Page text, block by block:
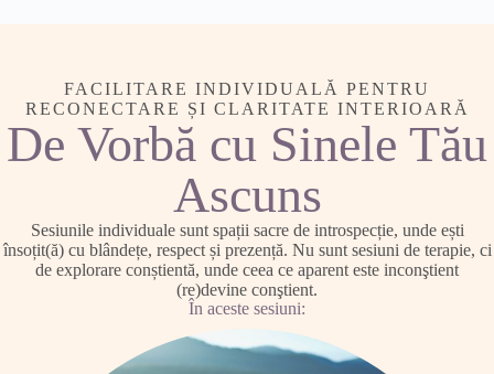
FACILITARE INDIVIDUALĂ PENTRU
RECONECTARE ȘI CLARITATE INTERIOARĂ
De Vorbă cu Sinele Tău
Ascuns
Sesiunile individuale sunt spații sacre de introspecție, unde ești
însoțit(ă) cu blândețe, respect și prezență. Nu sunt sesiuni de terapie, ci
de explorare conștientă, unde ceea ce aparent este inconştient
(re)devine conştient.
În aceste sesiuni: